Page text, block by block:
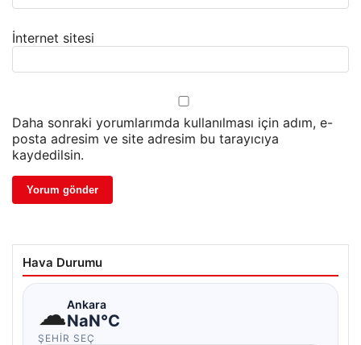
İnternet sitesi
Daha sonraki yorumlarımda kullanılması için adım, e-
posta adresim ve site adresim bu tarayıcıya
kaydedilsin.
Hava Durumu
☁Ankara
NaN°C
ŞEHIR SEÇ